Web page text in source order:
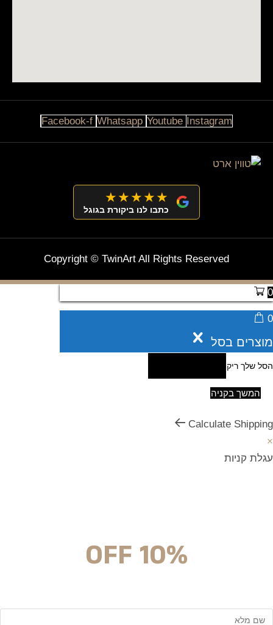
Facebook-f Whatsapp Youtube Instagram
★★★★★
כתבו לנו ביקורת בגוגל
Copyright © TwinArt All Rights Reserved
0
0
מוצרים בסל
הסל שלך ריק
המשך בקניה
Calculate Shipping
×
עגלת קניות
10% OFF